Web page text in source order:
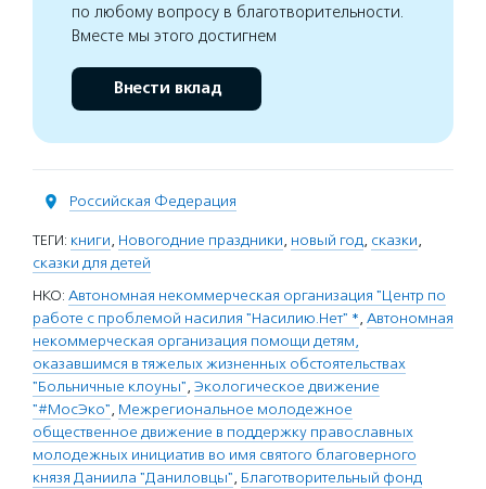
по любому вопросу в благотворительности.
Вместе мы этого достигнем
Внести вклад
Российская Федерация
ТЕГИ: книги, Новогодние праздники, новый год, сказки,
сказки для детей
НКО: Автономная некоммерческая организация "Центр по
работе с проблемой насилия "Насилию.Нет" *, Автономная
некоммерческая организация помощи детям,
оказавшимся в тяжелых жизненных обстоятельствах
"Больничные клоуны", Экологическое движение
"#МосЭко", Межрегиональное молодежное
общественное движение в поддержку православных
молодежных инициатив во имя святого благоверного
князя Даниила "Даниловцы", Благотворительный фонд